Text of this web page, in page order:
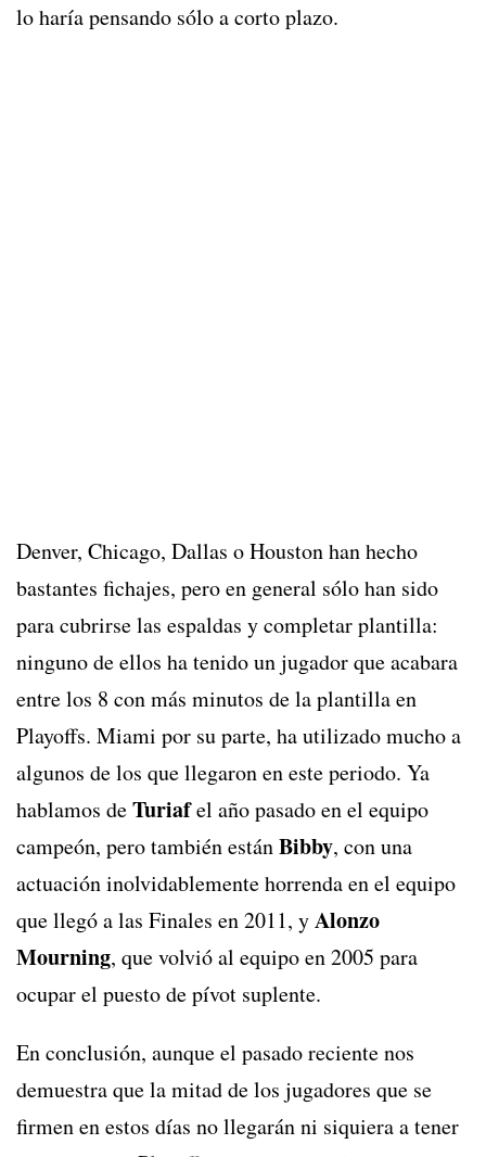
lo haría pensando sólo a corto plazo.
Denver, Chicago, Dallas o Houston han hecho
bastantes fichajes, pero en general sólo han sido
para cubrirse las espaldas y completar plantilla:
ninguno de ellos ha tenido un jugador que acabara
entre los 8 con más minutos de la plantilla en
Playoffs. Miami por su parte, ha utilizado mucho a
algunos de los que llegaron en este periodo. Ya
hablamos deTuriafel año pasado en el equipo
campeón, pero también estánBibby, con una
actuación inolvidablemente horrenda en el equipo
que llegó a las Finales en 2011, yAlonzo
Mourning, que volvió al equipo en 2005 para
ocupar el puesto de pívot suplente.
En conclusión, aunque el pasado reciente nos
demuestra que la mitad de los jugadores que se
firmen en estos días no llegarán ni siquiera a tener